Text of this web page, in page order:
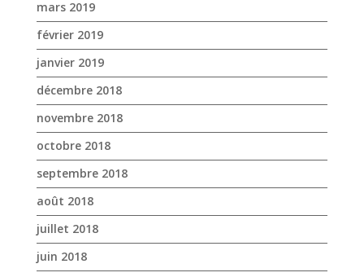
octobre 2018
septembre 2018
août 2018
juillet 2018
juin 2018
mai 2018
avril 2018
mars 2018
février 2018
janvier 2018